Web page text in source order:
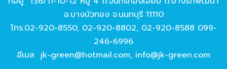
อ.บางบัวทอง จ.นนทบุรี 11110
โทร.02-920-8550, 02-920-8802, 02-920-8588 099-
246-6996
อีเมล jk-green@hotmail.com, info@jk-green.com